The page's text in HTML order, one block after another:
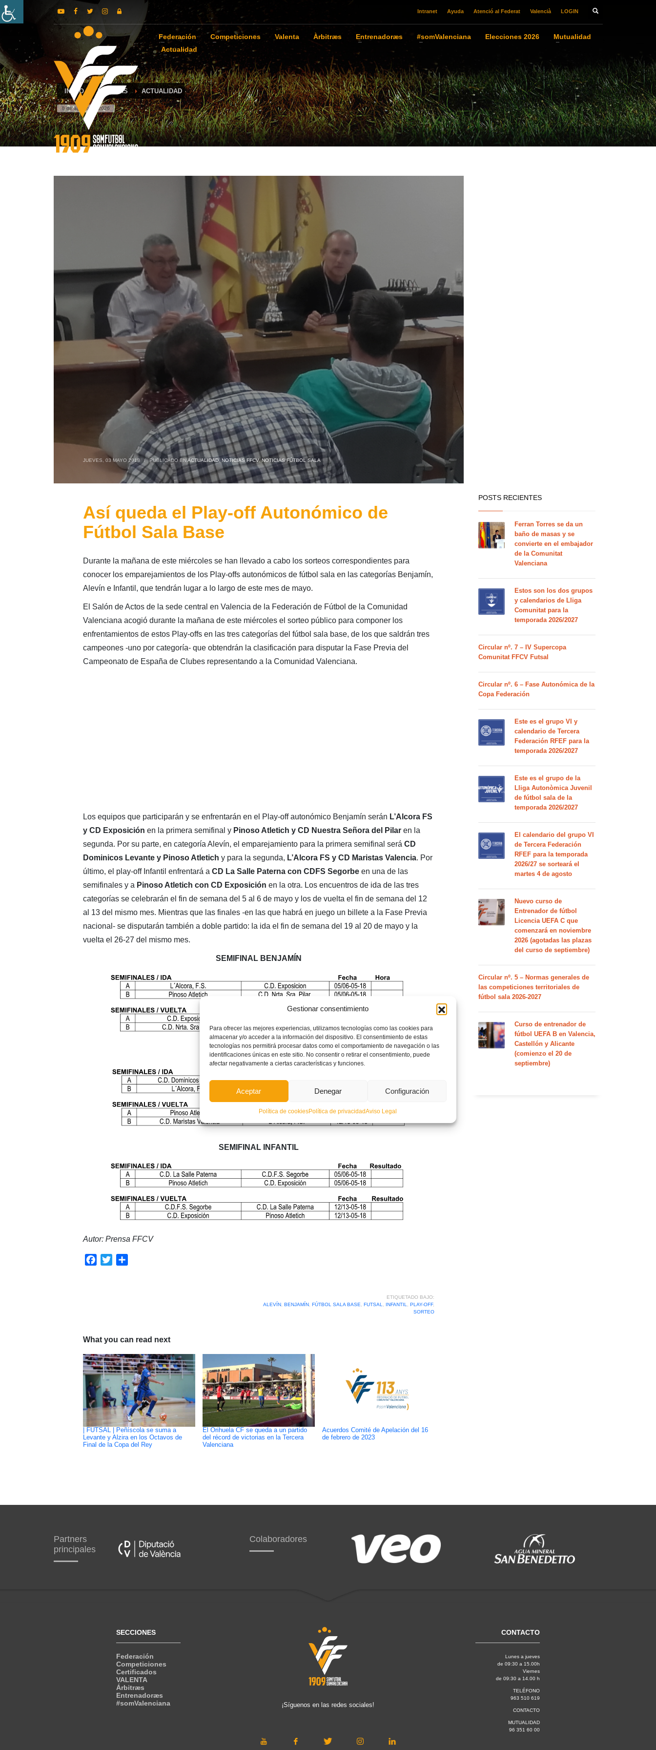
Gestionar consentimiento
Para ofrecer las mejores experiencias, utilizamos tecnologías como las cookies para
almacenar y/o acceder a la información del dispositivo. El consentimiento de estas
tecnologías nos permitirá procesar datos como el comportamiento de navegación o las
identificaciones únicas en este sitio. No consentir o retirar el consentimiento, puede
afectar negativamente a ciertas características y funciones.
Aceptar Denegar Configuración
Política de cookiesPolítica de privacidadAviso Legal
Intranet Ayuda Atenció al Federat Valencià LOGIN
Federación Competiciones Valenta Àrbitræs Entrenadoræs #somValenciana Elecciones 2026
Mutualidad
Actualidad
INICIO NOTICIAS ACTUALIDAD
8 de agosto de 2026
JUEVES, 03 MAYO 2018 / PUBLICADO ENACTUALIDAD,NOTICIAS FFCV,NOTICIAS FÚTBOL SALA
Así queda el Play-off Autonómico de
Fútbol Sala Base
Durante la mañana de este miércoles se han llevado a cabo los sorteos correspondientes para
conocer los emparejamientos de los Play-offs autonómicos de fútbol sala en las categorías Benjamín,
Alevín e Infantil, que tendrán lugar a lo largo de este mes de mayo.
El Salón de Actos de la sede central en Valencia de la Federación de Fútbol de la Comunidad
Valenciana acogió durante la mañana de este miércoles el sorteo público para componer los
enfrentamientos de estos Play-offs en las tres categorías del fútbol sala base, de los que saldrán tres
campeones -uno por categoría- que obtendrán la clasificación para disputar la Fase Previa del
Campeonato de España de Clubes representando a la Comunidad Valenciana.
Los equipos que participarán y se enfrentarán en el Play-off autonómico Benjamín serán L’Alcora FS
y CD Exposición en la primera semifinal y Pinoso Atletich y CD Nuestra Señora del Pilaren la
segunda. Por su parte, en categoría Alevín, el emparejamiento para la primera semifinal será CD
Dominicos Levante y Pinoso Atletich y para la segunda, L’Alcora FS y CD Maristas Valencia. Por
último, el play-off Infantil enfrentará a CD La Salle Paterna con CDFS Segorbeen una de las
semifinales y a Pinoso Atletich con CD Exposición en la otra. Los encuentros de ida de las tres
categorías se celebrarán el fin de semana del 5 al 6 de mayo y los de vuelta el fin de semana del 12
al 13 del mismo mes. Mientras que las finales -en las que habrá en juego un billete a la Fase Previa
nacional- se disputarán también a doble partido: la ida el fin de semana del 19 al 20 de mayo y la
vuelta el 26-27 del mismo mes.
SEMIFINAL BENJAMÍN
SEMIFINAL ALEVÍN
SEMIFINAL INFANTIL
Autor: Prensa FFCV
Facebook
Twitter
ETIQUETADO BAJO:
ALEVÍN, BENJAMÍN, FÚTBOL SALA BASE FUTSAL INFANTIL PLAY-OFF,
SORTEO
What you can read next
| FUTSAL | Peñíscola se suma a
Levante y Alzira en los Octavos de
Final de la Copa del Rey
El Orihuela CF se queda a un partido
del récord de victorias en la Tercera
Valenciana
Acuerdos Comité de Apelación del 16
de febrero de 2023
POSTS RECIENTES
Ferran Torres se da un
baño de masas y se
convierte en el embajador
de la Comunitat
Valenciana
Estos son los dos grupos
y calendarios de Lliga
Comunitat para la
temporada 2026/2027
Circular nº. 7 – IV Supercopa
Comunitat FFCV Futsal
Circular nº. 6 – Fase Autonómica de la
Copa Federación
Este es el grupo VI y
calendario de Tercera
Federación RFEF para la
temporada 2026/2027
Este es el grupo de la
Lliga Autonòmica Juvenil
de fútbol sala de la
temporada 2026/2027
El calendario del grupo VI
de Tercera Federación
RFEF para la temporada
2026/27 se sorteará el
martes 4 de agosto
Nuevo curso de
Entrenador de fútbol
Licencia UEFA C que
comenzará en noviembre
2026 (agotadas las plazas
del curso de septiembre)
Circular nº. 5 – Normas generales de
las competiciones territoriales de
fútbol sala 2026-2027
Curso de entrenador de
fútbol UEFA B en Valencia,
Castellón y Alicante
(comienzo el 20 de
septiembre)
Partners
principales
Colaboradores
SECCIONES
Federación
Competiciones
Certificados
VALENTA
Árbitræs
Entrenadoræs
#somValenciana
¡Síguenos en las redes sociales!
CONTACTO
Lunes a jueves
de 09:30 a 15.00h
Viernes
de 09:30 a 14.00 h
TELÉFONO
963 510 619
CONTACTO
MUTUALIDAD
96 351 60 00